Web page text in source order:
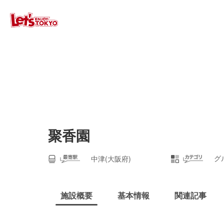
聚香園
中津(大阪府) グ
施設概要 基本情報 関連記事